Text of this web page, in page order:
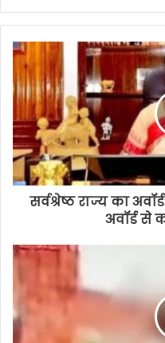
सर्वश्रेष्ठ राज्य का
अवॉर्ड से